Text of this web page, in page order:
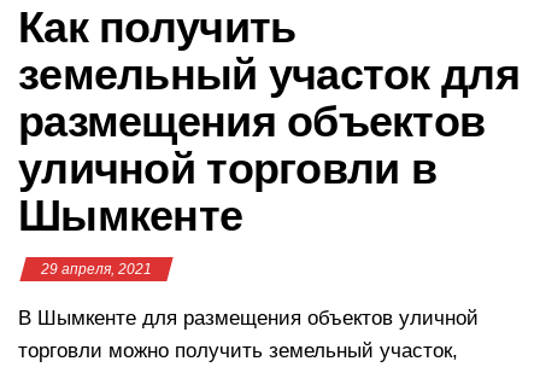
Как получить
земельный участок для
размещения объектов
уличной торговли в
Шымкенте
29 апреля, 2021
В Шымкенте для размещения объектов уличной
торговли можно получить земельный участок,